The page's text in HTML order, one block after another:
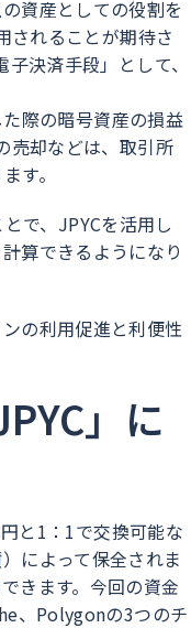
資産としての役割を
されることが期待さ
決済手段」として、
際の暗号資産の損益
売却などは、取引所
す。
とで、JPYCを活用し
算できるようになり
の利用促進と利便性
」に
と1：1で交換可能な
によって保全されま
きます。今回の資金
、Polygonの3つのチ